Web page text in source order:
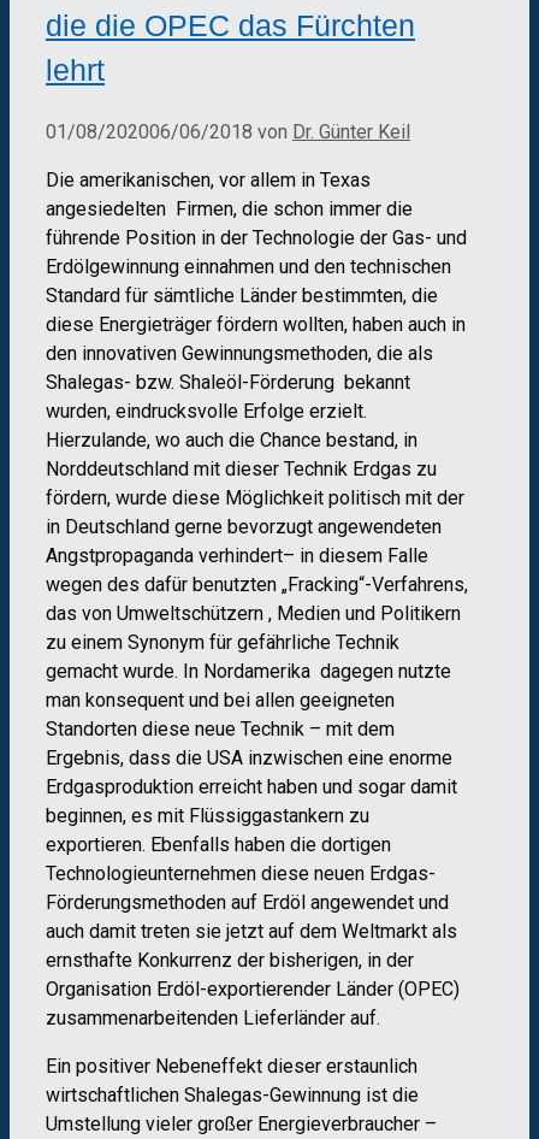
die die OPEC das Fürchten
lehrt
01/08/202006/06/2018 von Dr. Günter Keil
Die amerikanischen, vor allem in Texas
angesiedelten Firmen, die schon immer die
führende Position in der Technologie der Gas- und
Erdölgewinnung einnahmen und den technischen
Standard für sämtliche Länder bestimmten, die
diese Energieträger fördern wollten, haben auch in
den innovativen Gewinnungsmethoden, die als
Shalegas- bzw. Shaleöl-Förderung bekannt
wurden, eindrucksvolle Erfolge erzielt.
Hierzulande, wo auch die Chance bestand, in
Norddeutschland mit dieser Technik Erdgas zu
fördern, wurde diese Möglichkeit politisch mit der
in Deutschland gerne bevorzugt angewendeten
Angstpropaganda verhindert– in diesem Falle
wegen des dafür benutzten „Fracking“-Verfahrens,
das von Umweltschützern , Medien und Politikern
zu einem Synonym für gefährliche Technik
gemacht wurde. In Nordamerika dagegen nutzte
man konsequent und bei allen geeigneten
Standorten diese neue Technik – mit dem
Ergebnis, dass die USA inzwischen eine enorme
Erdgasproduktion erreicht haben und sogar damit
beginnen, es mit Flüssiggastankern zu
exportieren. Ebenfalls haben die dortigen
Technologieunternehmen diese neuen Erdgas-
Förderungsmethoden auf Erdöl angewendet und
auch damit treten sie jetzt auf dem Weltmarkt als
ernsthafte Konkurrenz der bisherigen, in der
Organisation Erdöl-exportierender Länder (OPEC)
zusammenarbeitenden Lieferländer auf.
Ein positiver Nebeneffekt dieser erstaunlich
wirtschaftlichen Shalegas-Gewinnung ist die
Umstellung vieler großer Energieverbraucher –